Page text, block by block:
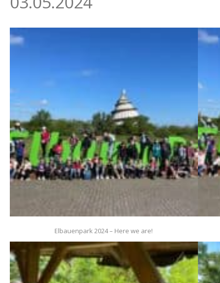
Elbauenpark 2024 – Here we are!